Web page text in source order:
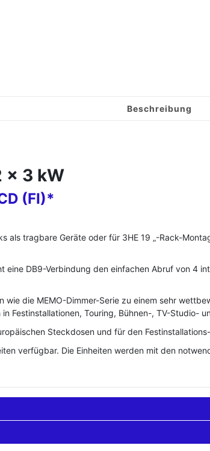
Beschreibung
x 3 kW
(FI)*
als tragbare Geräte oder für 3HE 19 „-Rack-
eine DB9-Verbindung den einfachen Abruf von 4
wie die MEMO-Dimmer-Serie zu einem sehr
Festinstallationen, Touring, Bühnen-, TV-Studio-
Steckdosen und für den
verfügbar. Die Einheiten werden mit den